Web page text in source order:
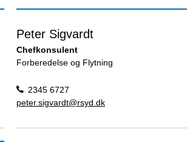
Peter Sigvardt
Chefkonsulent
Forberedelse og Flytning
2345 6727
peter.sigvardt@rsyd.dk